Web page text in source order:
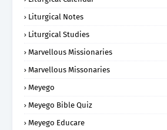
Liturgical Notes
Liturgical Studies
Marvellous Missionaries
Marvellous Missonaries
Meyego
Meyego Bible Quiz
Meyego Educare